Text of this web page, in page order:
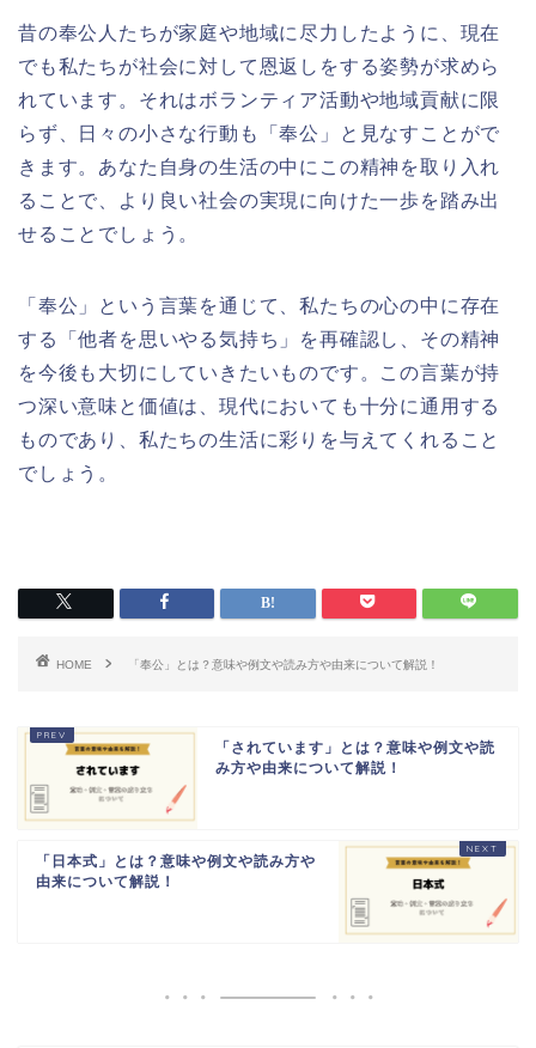
昔の奉公人たちが家庭や地域に尽力したように、現在
でも私たちが社会に対して恩返しをする姿勢が求めら
れています。それはボランティア活動や地域貢献に限
らず、日々の小さな行動も「奉公」と見なすことがで
きます。あなた自身の生活の中にこの精神を取り入れ
ることで、より良い社会の実現に向けた一歩を踏み出
せることでしょう。
「奉公」という言葉を通じて、私たちの心の中に存在
する「他者を思いやる気持ち」を再確認し、その精神
を今後も大切にしていきたいものです。この言葉が持
つ深い意味と価値は、現代においても十分に通用する
ものであり、私たちの生活に彩りを与えてくれること
でしょう。
HOME 「奉公」とは？意味や例文や読み方や由来について解説！
「されています」とは？意味や例文や読
み方や由来について解説！
「日本式」とは？意味や例文や読み方や
由来について解説！